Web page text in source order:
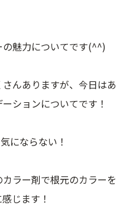
魅力についてです(^^)
んありますが、今日はあ
ションについてです！
にならない！
ラー剤で根元のカラーを
じます！